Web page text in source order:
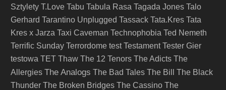
Sztylety T.Love Tabu Tabula Rasa Tagada Jones Talo
Gerhard Tarantino Unplugged Tassack Tata.Kres Tata
Kres x Jarza Taxi Caveman Technophobia Ted Nemeth
Terrific Sunday Terrordome test Testament Tester Gier
testowa TET Thaw The 12 Tenors The Adicts The
Allergies The Analogs The Bad Tales The Bill
The Black
Thunder The Broken Bridges The Cassino The